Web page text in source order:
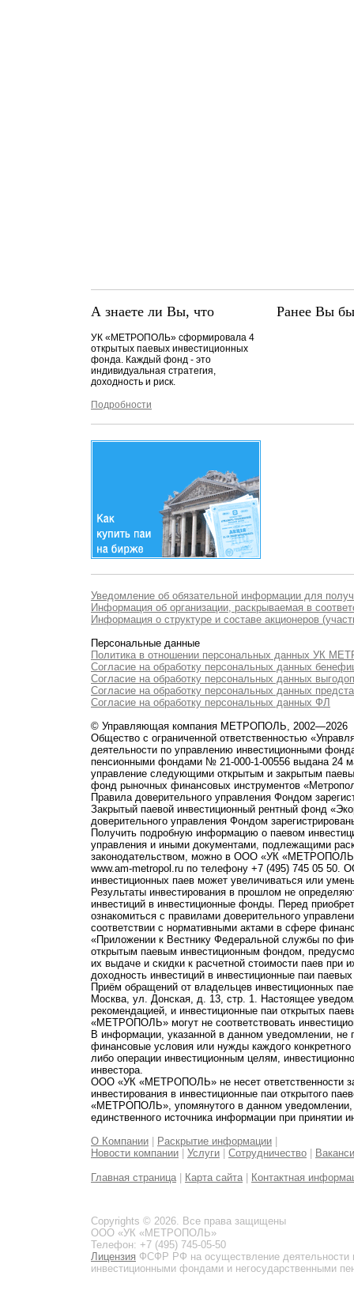
А знаете ли Вы, что
УК «МЕТРОПОЛЬ» сформировала 4
открытых паевых инвестиционных
фонда. Каждый фонд - это
индивидуальная стратегия,
доходность и риск.
Подробности
Ранее Вы
Уведомление об обязательной информации для
Информация об организации, раскрываемая в
Информация о структуре и составе акционеров
Персональные данные
Политика в отношении персональных данных УК
Согласие на обработку персональных данных
Согласие на обработку персональных данных
Согласие на обработку персональных данных
Согласие на обработку персональных данных ФЛ
© Управляющая компания МЕТРОПОЛЬ, 2002—2026
Общество с ограниченной ответственностью
деятельности по управлению инвестиционными
пенсионными фондами № 21-000-1-00556 выдана 24
управление следующими открытым и закрытым
фонд рыночных финансовых инструментов
Правила доверительного управления Фондом
Закрытый паевой инвестиционный рентный фонд
доверительного управления Фондом
Получить подробную информацию о паевом
управления и иными документами, подлежащими
законодательством, можно в ООО «УК
www.am-metropol.ru по телефону +7 (495) 745 05
инвестиционных паев может увеличиваться или
Результаты инвестирования в прошлом не
инвестиций в инвестиционные фонды. Перед
ознакомиться с правилами доверительного
соответствии с нормативными актами в сфере
«Приложении к Вестнику Федеральной службы по
открытым паевым инвестиционным фондом,
их выдаче и скидки к расчетной стоимости паев при
доходность инвестиций в инвестиционные паи
Приём обращений от владельцев инвестиционных
Москва, ул. Донская, д. 13, стр. 1. Настоящее
рекомендацией, и инвестиционные паи открытых
«МЕТРОПОЛЬ» могут не соответствовать
В информации, указанной в данном уведомлении,
финансовые условия или нужды каждого
либо операции инвестиционным целям,
инвестора.
ООО «УК «МЕТРОПОЛЬ» не несет ответственности
инвестирования в инвестиционные паи открытого
«МЕТРОПОЛЬ», упомянутого в данном уведомлении,
единственного источника информации при принятии
О Компании
Раскрытие информации
Новости компании
Услуги Сотрудничество
Главная страница Карта сайта Контактная
Copyrights © 2026. Все права защищены
ООО «УК «МЕТРОПОЛЬ»
Телефон: +7 (495) 745-05-50
Лицензия ФСФР РФ на осуществление
инвестиционными фондами и негосударственными